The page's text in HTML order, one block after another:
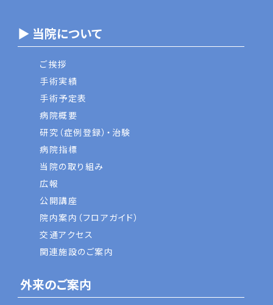
▶ 当院について
ご挨拶
手術実績
手術予定表
病院概要
研究（症例登録）・治験
病院指標
当院の取り組み
広報
公開講座
院内案内（フロアガイド）
交通アクセス
関連施設のご案内
外来のご案内